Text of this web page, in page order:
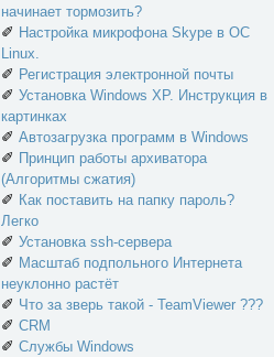
начинает тормозить?
✐ Настройка микрофона Skype в ОС
Linux.
✐ Регистрация электронной почты
✐ Установка Windows XP. Инструкция в
картинках
✐ Автозагрузка программ в Windows
✐ Принцип работы архиватора
(Алгоритмы сжатия)
✐ Как поставить на папку пароль?
Легко
✐ Установка ssh-сервера
✐ Масштаб подпольного Интернета
неуклонно растёт
✐ Что за зверь такой - TeamViewer ???
✐ CRM
✐ Службы Windows